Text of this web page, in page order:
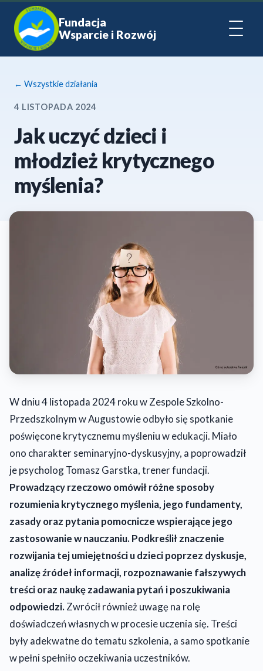
Fundacja
Wsparcie i Rozwój
← Wszystkie działania
4 LISTOPADA 2024
Jak uczyć dzieci i
młodzież krytycznego
myślenia?
W dniu 4 listopada 2024 roku w Zespole Szkolno-
Przedszkolnym w Augustowie odbyło się spotkanie
poświęcone krytycznemu myśleniu w edukacji. Miało
ono charakter seminaryjno-dyskusyjny, a poprowadził
je psycholog Tomasz Garstka, trener fundacji.
Prowadzący rzeczowo omówił różne sposoby
rozumienia krytycznego myślenia, jego fundamenty,
zasady oraz pytania pomocnicze wspierające jego
zastosowanie w nauczaniu. Podkreślił znaczenie
rozwijania tej umiejętności u dzieci poprzez dyskusje,
analizę źródeł informacji, rozpoznawanie fałszywych
treści oraz naukę zadawania pytań i poszukiwania
odpowiedzi. Zwrócił również uwagę na rolę
doświadczeń własnych w procesie uczenia się. Treści
były adekwatne do tematu szkolenia, a samo spotkanie
w pełni spełniło oczekiwania uczestników.